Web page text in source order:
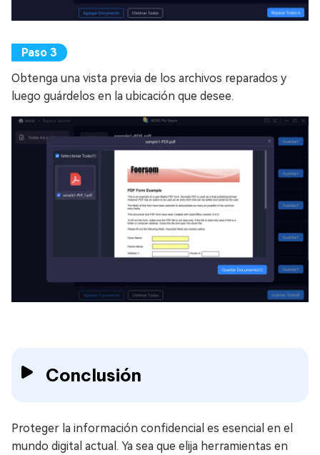
Obtenga una vista previa de los archivos reparados y
luego guárdelos en la ubicación que desee.
Conclusión
Proteger la información confidencial es esencial en el
mundo digital actual. Ya sea que elija herramientas en